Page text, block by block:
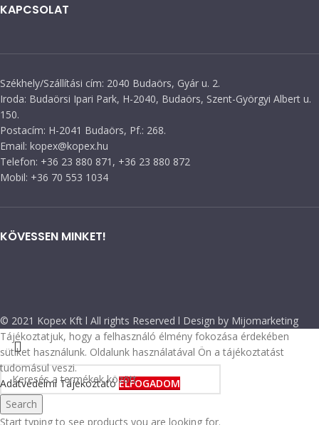
KAPCSOLAT
Székhely/Szállítási cím: 2040 Budaörs, Gyár u. 2.
Iroda: Budaörsi Ipari Park, H-2040, Budaörs, Szent-Györgyi Albert u.
150.
Postacím: H-2041 Budaörs, Pf.: 268.
Email: kopex@kopex.hu
Telefon: +36 23 880 871, +36 23 880 872
Mobil: +36 70 553 1034
KÖVESSEN MINKET!
© 2021 Kopex Kft l All rights Reserved l Design by Mijomarketing
Search
Start typing to see products you are looking for.
Tájékoztatjuk, hogy a felhasználó élmény fokozása érdekében
sütiket használunk. Oldalunk használatával Ön a tájékoztatást
tudomásul veszi.
Adatvédelmi TájékoztatóELFOGADOM